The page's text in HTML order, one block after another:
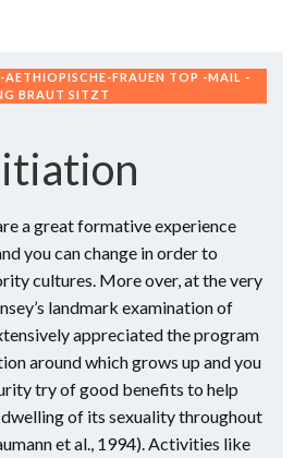
AETHIOPISCHE-FRAUEN TOP -MAIL -
BRAUT SITZT
a great formative experience
you can change in order to
cultures. More over, at the very
landmark examination of
appreciated the program
around which grows up and you
try of good benefits to help
of its sexuality throughout
et al., 1994). Activities like